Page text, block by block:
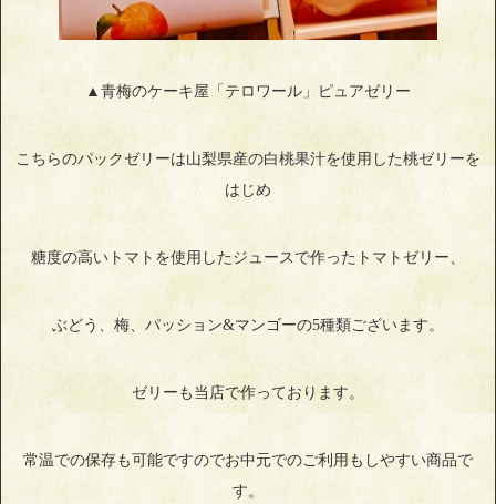
▲青梅のケーキ屋「テロワール」ピュアゼリー
こちらのパックゼリーは山梨県産の白桃果汁を使用した桃ゼリーを
はじめ
糖度の高いトマトを使用したジュースで作ったトマトゼリー、
ぶどう、梅、パッション&マンゴーの5種類ございます。
ゼリーも当店で作っております。
常温での保存も可能ですのでお中元でのご利用もしやすい商品で
す。